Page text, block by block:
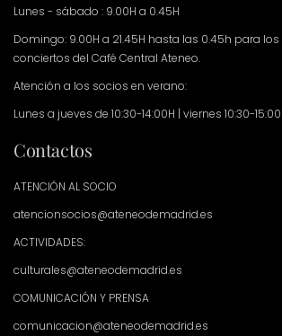
Lunes - sábado : 9.00H a 0.45H
Domingo: 9.00H a 21.45H hasta las 0.45h para
conciertos del Café Central Ateneo.
Atención a los socios en verano:
Lunes a jueves de 10:30-14:00H | viernes 10:30-
Contactos
ATENCIÓN AL SOCIO
atencionsocios@ateneodemadrid.es
ACTIVIDADES:
culturales@ateneodemadrid.es
COMUNICACIÓN Y PRENSA
comunicacion@ateneodemadrid.es